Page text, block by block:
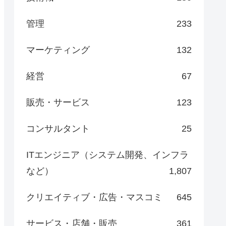
管理 233
マーケティング 132
経営 67
販売・サービス 123
コンサルタント 25
ITエンジニア（システム開発、インフラ
など）
1,807
クリエイティブ・広告・マスコミ 645
サービス・店舗・販売 361